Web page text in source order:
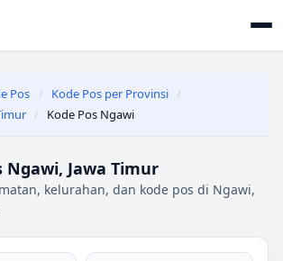
Pos / Kode Pos per Provinsi /
/ Kode Pos Ngawi
Ngawi, Jawa Timur
kelurahan, dan kode pos di Ngawi,